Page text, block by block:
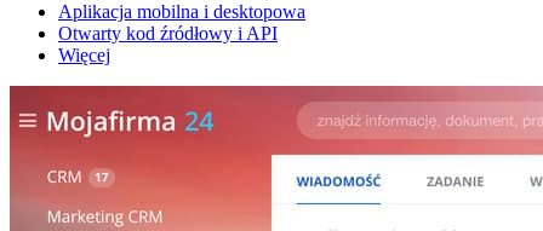
Aplikacja mobilna i desktopowa
Otwarty kod źródłowy i API
Więcej